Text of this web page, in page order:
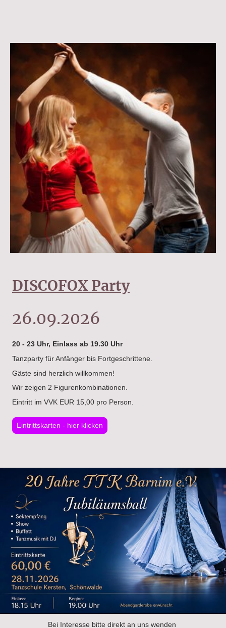
DISCOFOX Party
26.09.2026
20 - 23 Uhr, Einlass ab 19.30 Uhr
Tanzparty für Anfänger bis Fortgeschrittene.
Gäste sind herzlich willkommen!
Wir zeigen 2 Figurenkombinationen.
Eintritt im VVK EUR 15,00 pro Person.
Eintrittskarten - hier klicken
Bei Interesse bitte direkt an uns wenden